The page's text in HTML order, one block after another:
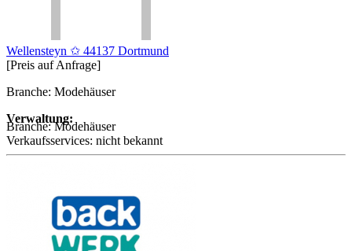
Wellensteyn ✩ 44137 Dortmund
[Preis auf Anfrage]
Branche: Modehäuser
Verwaltung:
Branche:Modehäuser
Verkaufsservices: nicht bekannt